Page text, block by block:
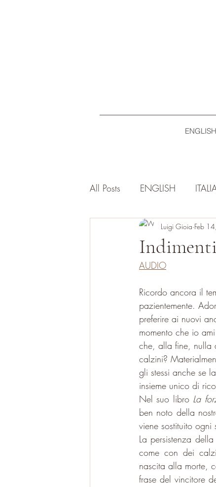
ENGLISH
All Posts ENGLISH
Luigi Gioia Feb
AUDIO
Ricordo ancora il
pazientemente.
preferire ai nuovi
momento che io
che, alla fine, nulla
calzini?
gli stessi anche se
insieme unico di
Nel suo libro La
ben noto della
viene sostituito ogni
La persistenza
come con dei
nascita alla morte,
frase del vincitore